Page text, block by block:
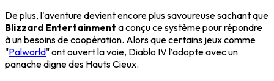
De plus, l'aventure devient encore plus savoureuse sachant que
Blizzard Entertainment a conçu ce système pour répondre
à un besoins de coopération. Alors que certains jeux comme
"Palworld" ont ouvert la voie, Diablo IV l’adopte avec un
panache digne des Hauts Cieux.